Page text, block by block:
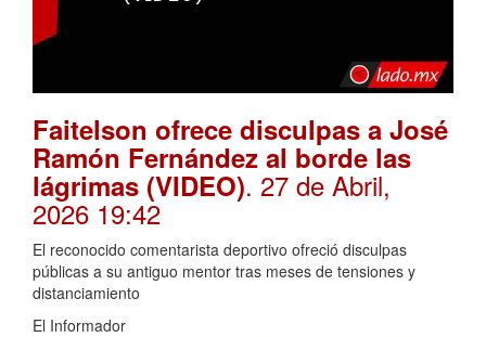
Faitelson ofrece disculpas a José
Ramón Fernández al borde las
lágrimas (VIDEO). 27 de Abril,
2026 19:42
El reconocido comentarista deportivo ofreció disculpas
públicas a su antiguo mentor tras meses de tensiones y
distanciamiento
El Informador